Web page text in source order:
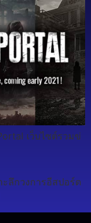
เว็บไซต์รวมข่
ลึกวงการอีสปอร์ต